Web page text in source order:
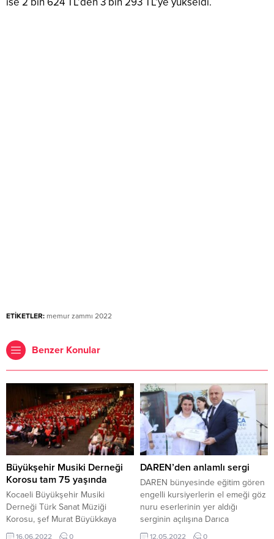
ETİKETLER: memur zammı 2022
Benzer Konular
Büyükşehir Musiki Derneği
Korosu tam 75 yaşında
Kocaeli Büyükşehir Musiki
Derneği Türk Sanat Müziği
Korosu, şef Murat Büyükkaya
yönetiminde bir konser verdi.
16.06.2022 0
DAREN’den anlamlı sergi
DAREN bünyesinde eğitim gören
engelli kursiyerlerin el emeği göz
nuru eserlerinin yer aldığı
serginin açılışına Darıca
Kaymakamı Yüksel Kara ve Darıca
12.05.2022 0